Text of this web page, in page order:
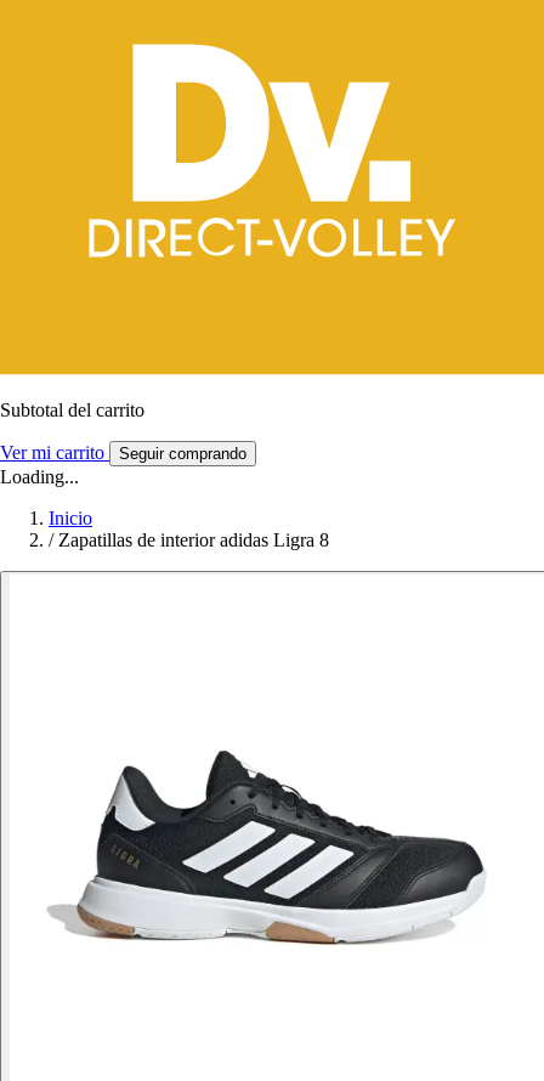
Subtotal del carrito
Ver mi carrito Seguir comprando
Loading...
Inicio
/ Zapatillas de interior adidas Ligra 8